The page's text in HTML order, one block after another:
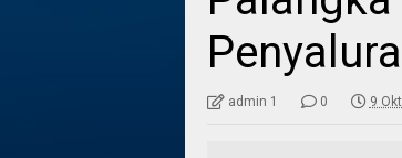
admin 1 0 9